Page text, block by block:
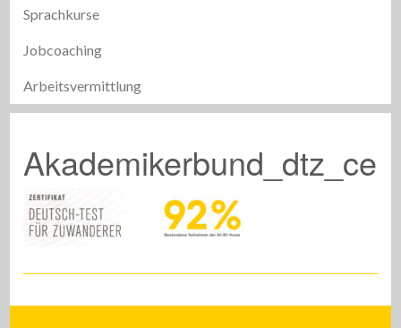
Sprachkurse
Jobcoaching
Arbeitsvermittlung